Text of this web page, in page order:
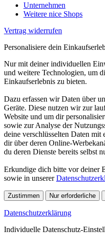
Unternehmen
Weitere nice Shops
Vertrag widerrufen
Personalisiere dein
Nur mit deiner individuellen
und weitere Technologien, um
Einkaufserlebnis zu bieten.
Dazu erfassen wir Daten über
Geräte. Diese nutzen wir zur
Website und um dir
sowie zur Analyse der
deine verschlüsselten Daten
dir über deren Online-
du deren Dienste bereits selbst
Erkundige dich bitte vor deiner
sowie in unserer
Zustimmen Nur erforderliche
Datenschutzerklärung
Individuelle Datenschutz-